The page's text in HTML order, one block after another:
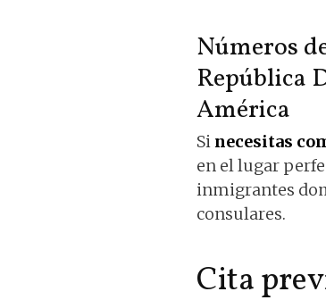
Números
República
América
Si necesitas
en el lugar
inmigrantes
consulares.
Cita